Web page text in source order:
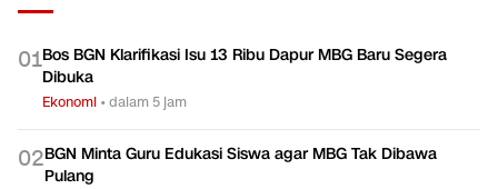
01Bos BGN Klarifikasi Isu 13 Ribu Dapur MBG Baru Segera
Dibuka
Ekonomi •dalam 5 jam
02BGN Minta Guru Edukasi Siswa agar MBG Tak Dibawa
Pulang